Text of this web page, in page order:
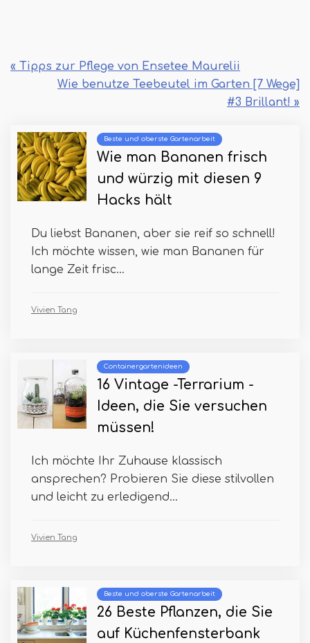
« Tipps zur Pflege von Ensetee Maurelii
Wie benutze Teebeutel im Garten [7 Wege]
#3 Brillant! »
Beste und oberste Gartenarbeit
Wie man Bananen frisch
und würzig mit diesen 9
Hacks hält
Du liebst Bananen, aber sie reif so schnell!
Ich möchte wissen, wie man Bananen für
lange Zeit frisc...
Vivien Tang
Containergartenideen
16 Vintage -Terrarium -
Ideen, die Sie versuchen
müssen!
Ich möchte Ihr Zuhause klassisch
ansprechen? Probieren Sie diese stilvollen
und leicht zu erledigend...
Vivien Tang
Beste und oberste Gartenarbeit
26 Beste Pflanzen, die Sie
auf Küchenfensterbank